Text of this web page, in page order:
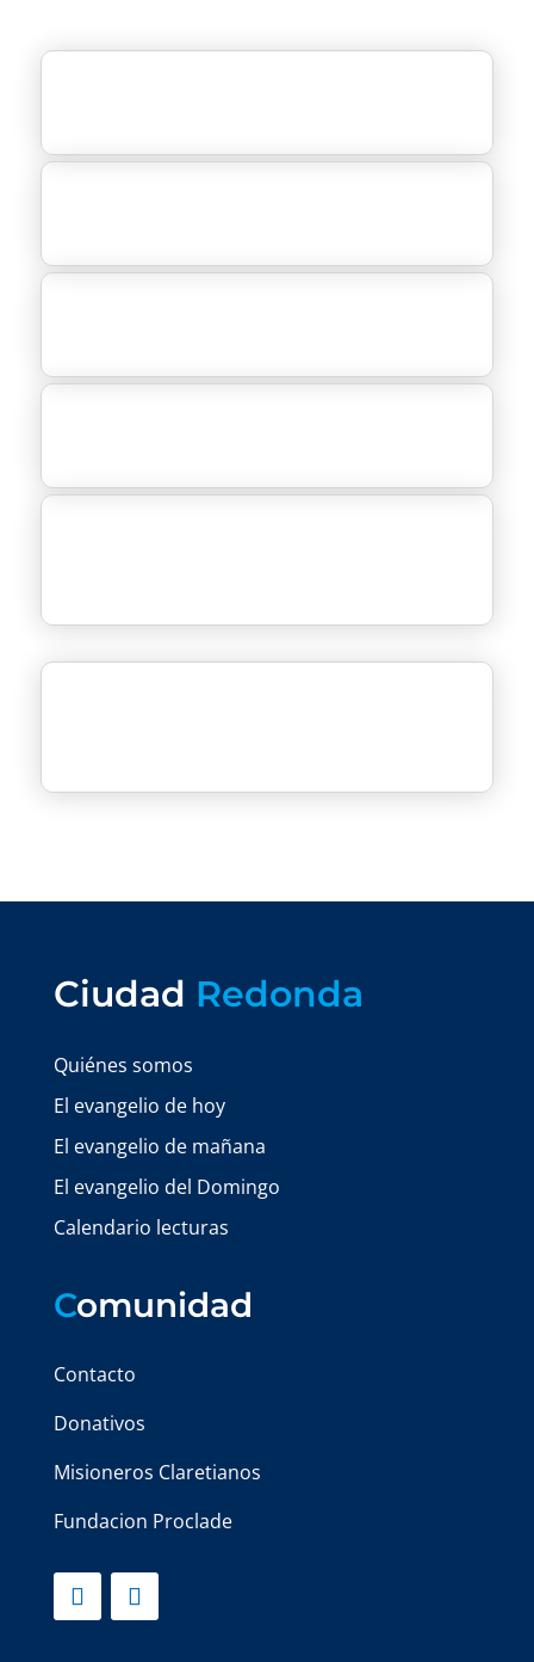
Ciudad Redonda
Quiénes somos
El evangelio de hoy
El evangelio de mañana
El evangelio del Domingo
Calendario lecturas
Comunidad
Contacto
Donativos
Misioneros Claretianos
Fundacion Proclade